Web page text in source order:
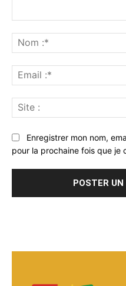
Enregistrer mon nom,
pour la prochaine fois que je